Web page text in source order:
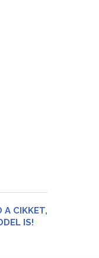
A CIKKET,
IS!